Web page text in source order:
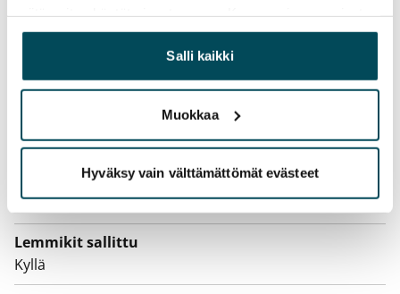
yhdistää näitä tietoja muihin tietoihin, joita olet antanut
heille tai joita on kerätty, kun olet käyttänyt heidän
palvelujaan.
Salli kaikki
Muokkaa
Hyväksy vain välttämättömät evästeet
Vesimaksu
Kulutuksen mukaan
Vuokralainen solmii itse sähkösopimuksen.
Laajakaista
Vuokraan sisältyy 50 M laajakaistaliittymä. Voit hankkia
lisänopeutta etuhintaan ottamalla yhteyttä
operaattoriin Telia.
Lemmikit sallittu
Kyllä